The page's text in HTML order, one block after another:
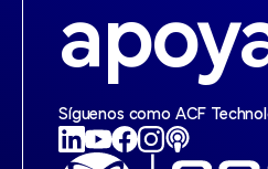
Síguenos como ACF